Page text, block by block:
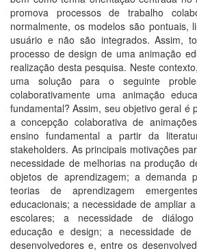
promova processos de trabalho
normalmente, os modelos são pontuais,
usuário e não são integrados. Assim,
processo de design de uma animação
realização desta pesquisa. Neste
uma solução para o seguinte
colaborativamente uma animação
fundamental? Assim, seu objetivo geral é
a concepção colaborativa de
ensino fundamental a partir da
stakeholders. As principais motivações
necessidade de melhorias na produção
objetos de aprendizagem; a demanda
teorias de aprendizagem
educacionais; a necessidade de ampliar
escolares; a necessidade de diálogo
educação e design; a necessidade de
desenvolvedores e, entre os